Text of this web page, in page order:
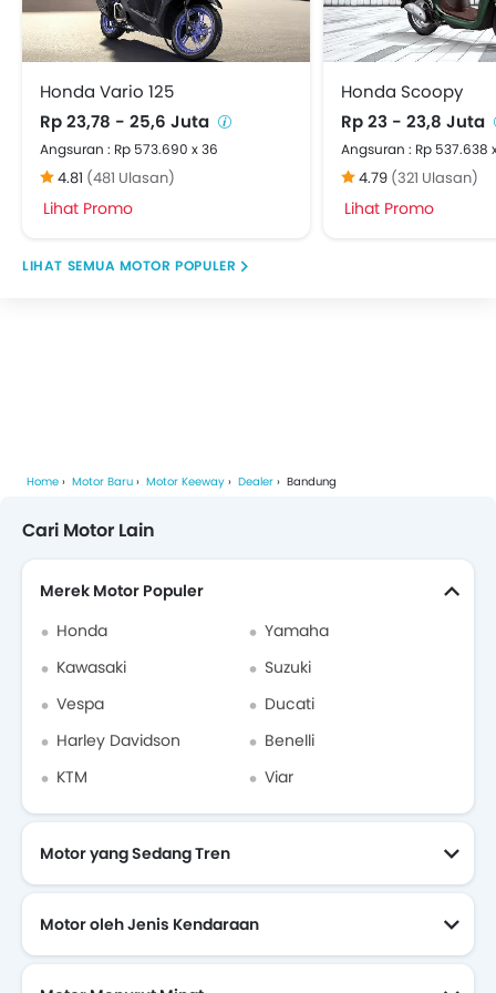
Sunra
Honda Vario 125
Rp 23,78 - 25,6 Juta
Angsuran : Rp 573.690 x 36
4.81 (481 Ulasan)
Lihat Promo
Honda Scoopy
Rp 23 - 23,8 Juta
Angsuran : Rp 537.638
4.79 (321 Ulasan)
Lihat Promo
MOTOR POPULER
Home Motor Baru Motor Keeway Dealer Bandung
Cari Motor Lain
Merek Motor Populer
Honda
Yamaha
Kawasaki
Suzuki
Vespa
Ducati
Harley Davidson
Benelli
KTM
Viar
Motor yang Sedang Tren
Motor oleh Jenis Kendaraan